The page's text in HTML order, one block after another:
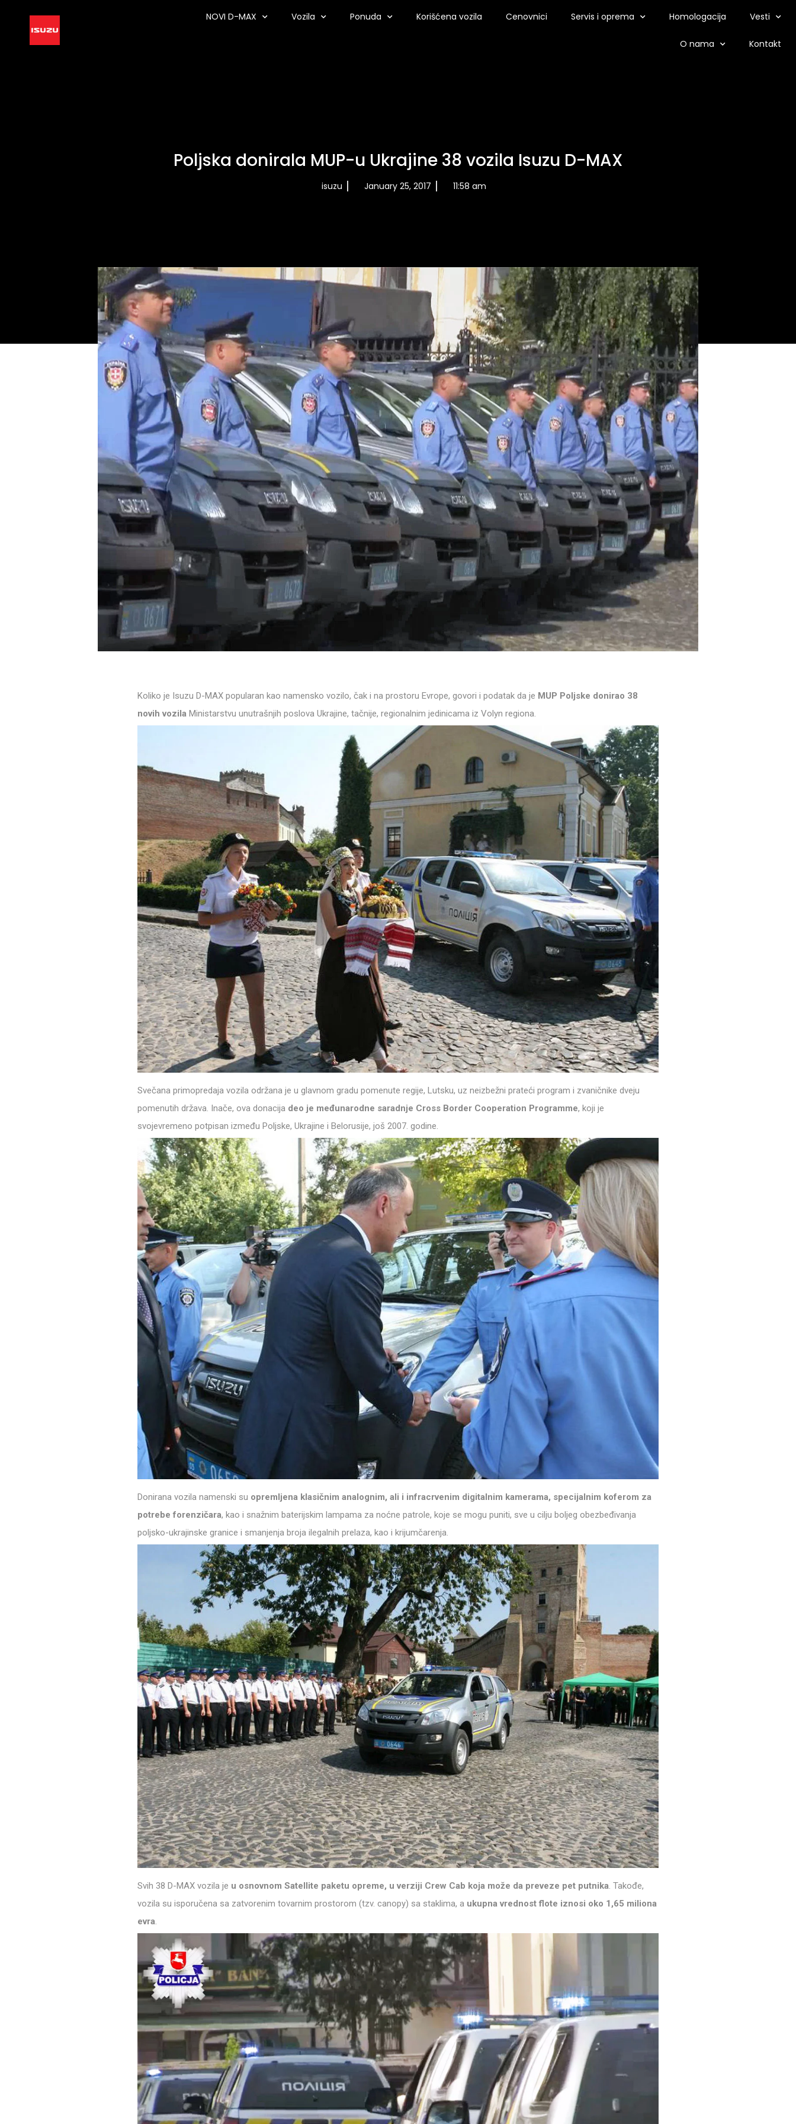
NOVI D-MAX Vozila Ponuda Korišćena vozila Cenovnici Servis i oprema Homologacija Vesti
O nama Kontakt
Poljska donirala MUP-u Ukrajine 38 vozila Isuzu D-MAX
isuzu January 25, 2017 11:58 am
Koliko je Isuzu D-MAX popularan kao namensko vozilo, čak i na prostoru Evrope, govori i podatak da je MUP Poljske donirao 38
novih vozila Ministarstvu unutrašnjih poslova Ukrajine, tačnije, regionalnim jedinicama iz Volyn regiona.
Svečana primopredaja vozila održana je u glavnom gradu pomenute regije, Lutsku, uz neizbežni prateći program i zvaničnike dveju
pomenutih država. Inače, ova donacija deo je međunarodne saradnje Cross Border Cooperation Programme, koji je
svojevremeno potpisan između Poljske, Ukrajine i Belorusije, još 2007. godine.
Donirana vozila namenski su opremljena klasičnim analognim, ali i infracrvenim digitalnim kamerama, specijalnim koferom za
potrebe forenzičara, kao i snažnim baterijskim lampama za noćne patrole, koje se mogu puniti, sve u cilju boljeg obezbeđivanja
poljsko-ukrajinske granice i smanjenja broja ilegalnih prelaza, kao i krijumčarenja.
Svih 38 D-MAX vozila je u osnovnom Satellite paketu opreme, u verziji Crew Cab koja može da preveze pet putnika . Takođe,
vozila su isporučena sa zatvorenim tovarnim prostorom (tzv. canopy) sa staklima, a ukupna vrednost flote iznosi oko 1,65 miliona
evra